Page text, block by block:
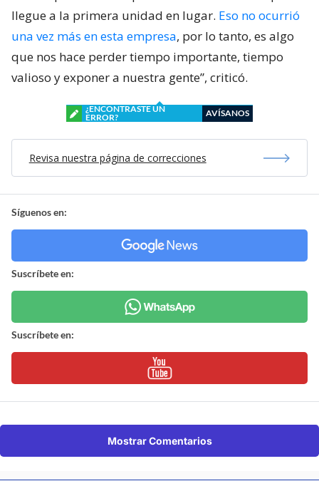
llegue a la primera unidad en lugar. Eso no ocurrió
una vez más en esta empresa, por lo tanto, es algo
que nos hace perder tiempo importante, tiempo
valioso y exponer a nuestra gente”, criticó.
¿ENCONTRASTE UN
ERROR?
AVÍSANOS
Revisa nuestra página de correcciones
Síguenos en:
Suscríbete en:
Suscríbete en:
Mostrar Comentarios